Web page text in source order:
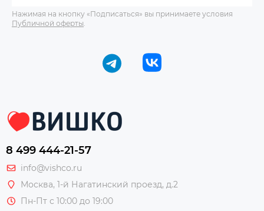
Нажимая на кнопку «Подписаться» вы принимаете условия
Публичной оферты
8 499 444-21-57
info@vishco.ru
Москва, 1-й Нагатинский проезд, д.2
Пн-Пт с 10:00 до 19:00